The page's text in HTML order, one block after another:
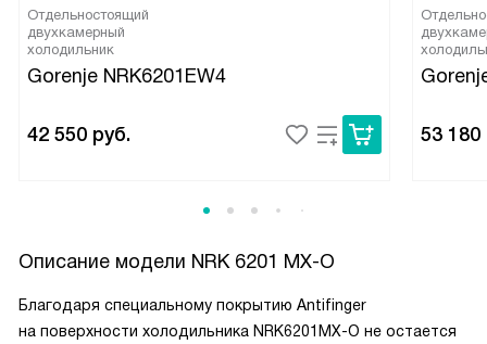
Отдельностоящий
двухкамерный
холодильник
Gorenje NRK6201EW4
42 550 руб. 53 180
Описание модели NRK 6201 MX-O
Благодаря специальному покрытию Antifinger
на поверхности холодильника NRK6201MX-O не остается